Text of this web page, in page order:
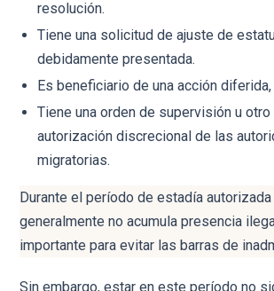
resolución.
Tiene una solicitud de ajuste de
debidamente presentada.
Es beneficiario de una acción
Tiene una orden de supervisión u
autorización discrecional de las
migratorias.
Durante el período de estadía
generalmente no acumula presencia
importante para evitar las barras de
Sin embargo, estar en este período no